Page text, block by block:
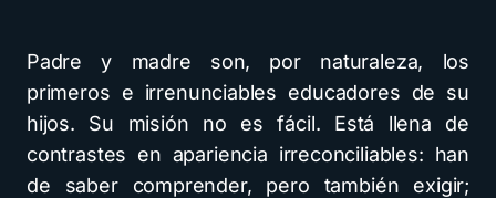
Padre y madre son, por naturaleza, los
primeros e irrenunciables educadores de su
hijos. Su misión no es fácil. Está llena de
contrastes en apariencia irreconciliables: han
de saber comprender, pero también exigir;